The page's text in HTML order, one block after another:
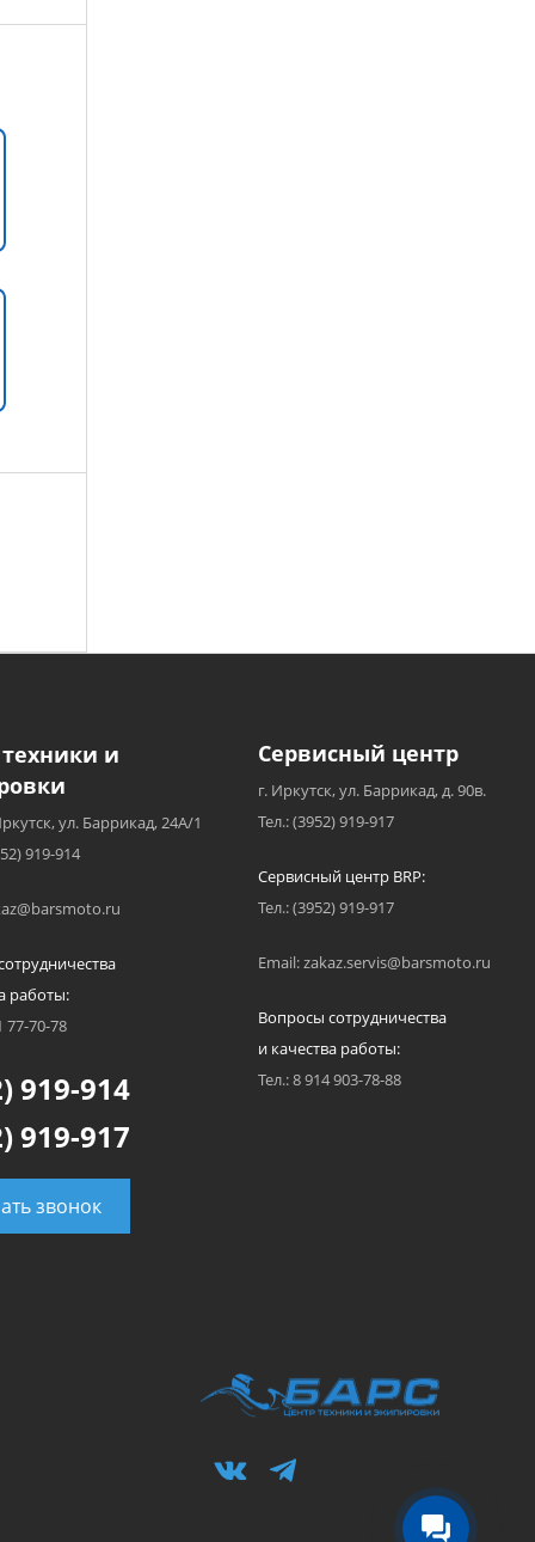
и
ул. Баррикад, 24А/1
919-914
работы:
77-70-78
919-914
919-917
звонок
Сервисный центр
г. Иркутск, ул. Баррикад, д. 90в.
Тел.: (3952) 919-917
Сервисный центр BRP:
Тел.: (3952) 919-917
Email: zakaz.servis@barsmoto.ru
Вопросы сотрудничества
и качества работы:
Тел.: 8 914 903-78-88